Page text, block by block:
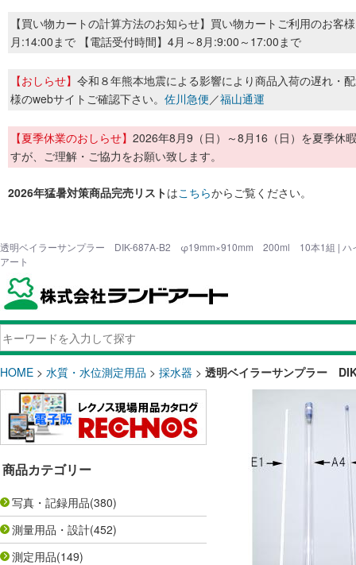
【買い物カートの計算方法のお知らせ】買い物カートご利用のお客
月:14:00まで 【電話受付時間】4月～8月:9:00～17:00まで
【おしらせ】 令和８年熊本地震による影響により商品入荷の遅れ・
様のwebサイトご確認下さい。 佐川急便／福山通運
【夏季休業のおしらせ】 2026年8月9（日）～8月16（日）を夏季休
すが、ご理解・ご協力をお願い致します。
2026年猛暑対策商品完売リストはこちらからご覧ください。
透明ベイラーサンプラー DIK-687A-B2 φ19mm×910mm 200ml 10本1組 | ハ
アート
HOME > 水質・水位測定用品 > 採水器 > 透明ベイラーサンプラー
商品カテゴリー
写真・記録用品(380)
測量用品・設計(452)
測定用品(149)